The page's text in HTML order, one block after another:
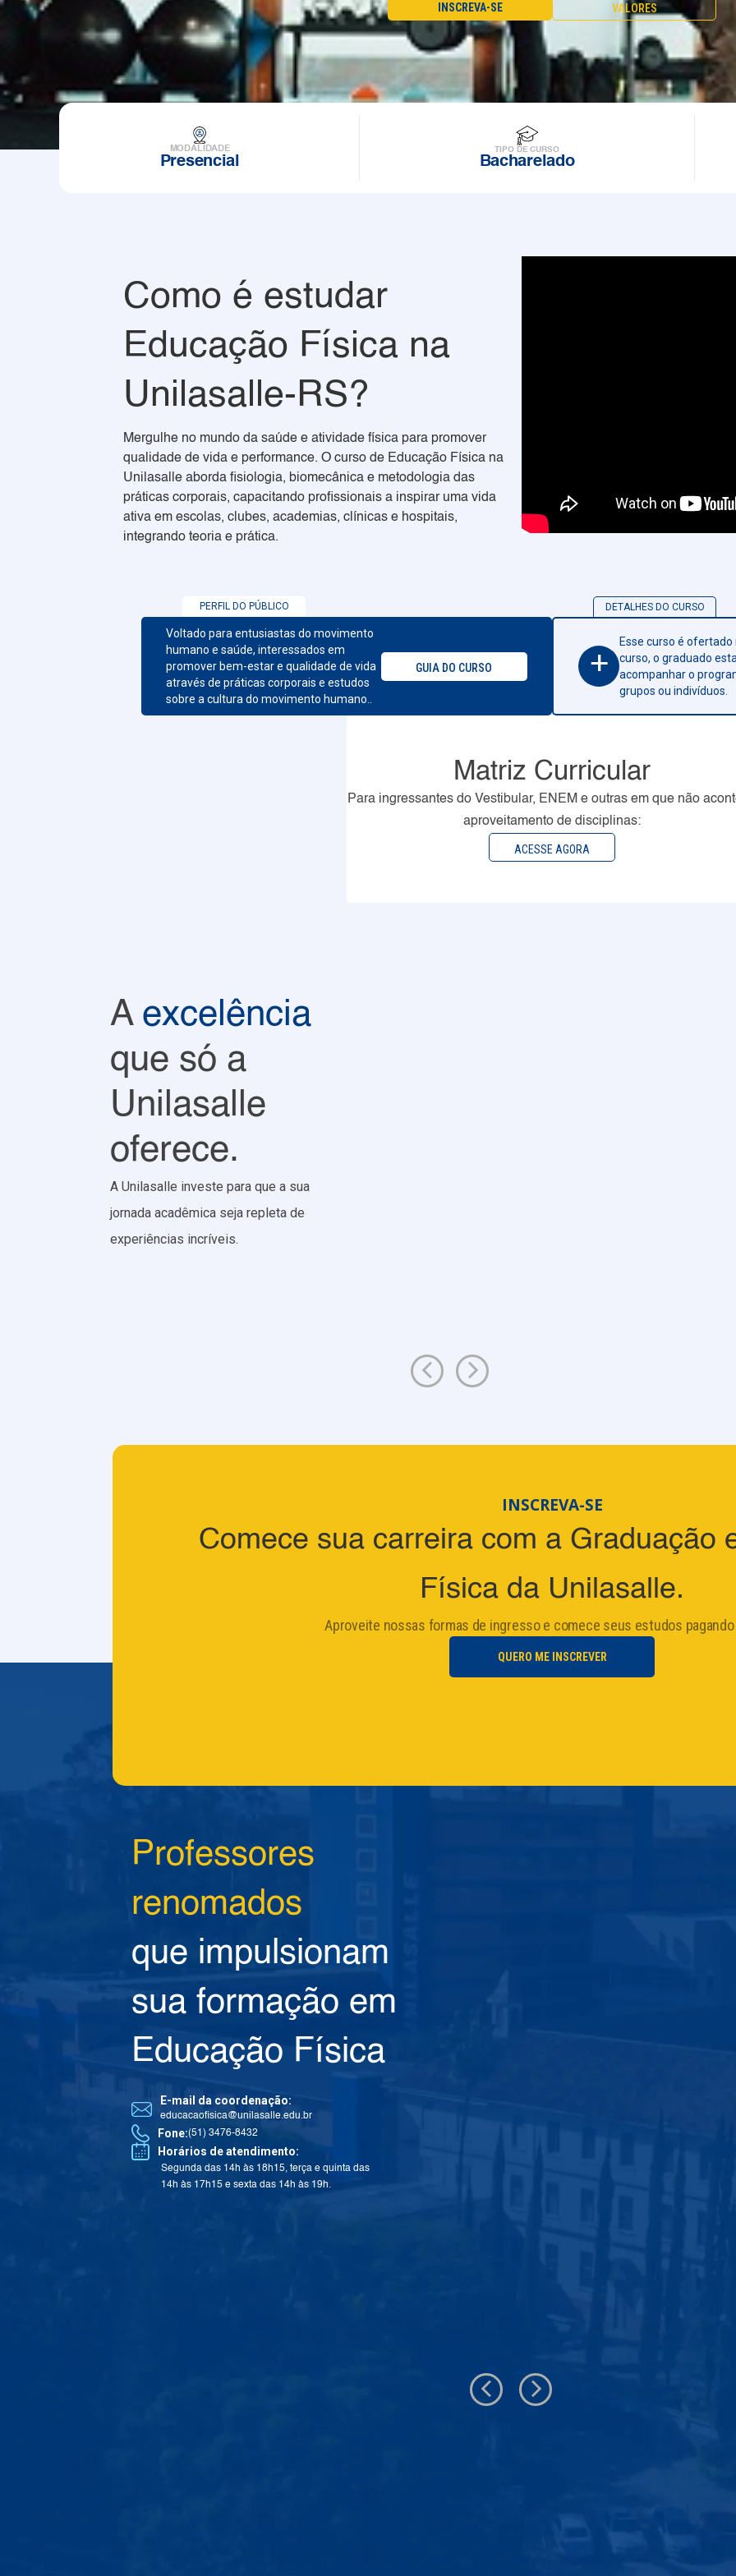
INSCREVA-SE VALORES
MODALIDADE
Presencial
TIPO DE CURSO
Bacharelado
Como é estudar
Educação Física na
Unilasalle-RS?
Mergulhe no mundo da saúde e atividade física para promover
qualidade de vida e performance. O curso de Educação Física na
Unilasalle aborda fisiologia, biomecânica e metodologia das
práticas corporais, capacitando profissionais a inspirar uma vida
ativa em escolas, clubes, academias, clínicas e hospitais,
integrando teoria e prática.
PERFIL DO PÚBLICO
Voltado para entusiastas do movimento
humano e saúde, interessados em
promover bem-estar e qualidade de vida
através de práticas corporais e estudos
sobre a cultura do movimento humano..
GUIA DO CURSO
DETALHES DO CURSO
+
Esse curso é
curso, o graduado
acompanhar o
grupos ou indivíduos.
Matriz Curricular
Para ingressantes do Vestibular, ENEM e outras em que não
aproveitamento de disciplinas:
ACESSE AGORA
A excelência
que só a
Unilasalle
oferece.
A Unilasalle investe para que a sua
jornada acadêmica seja repleta de
experiências incríveis.
INSCREVA-SE
Comece sua carreira com a Graduação
Física da Unilasalle.
Aproveite nossas formas de ingresso e comece seus estudos
QUERO ME INSCREVER
Professores
renomados
que impulsionam
sua formação em
Educação Física
E-mail da coordenação:
educacaofisica@unilasalle.edu.br
Fone:(51) 3476-8432
Horários de atendimento:
Segunda das 14h às 18h15, terça e quinta das
14h às 17h15 e sexta das 14h às 19h.